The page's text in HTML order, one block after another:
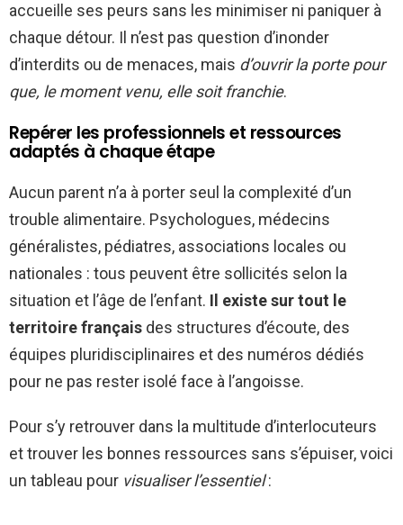
accueille ses peurs sans les minimiser ni paniquer à
chaque détour. Il n’est pas question d’inonder
d’interdits ou de menaces, mais d’ouvrir la porte pour
que, le moment venu, elle soit franchie.
Repérer les professionnels et ressources
adaptés à chaque étape
Aucun parent n’a à porter seul la complexité d’un
trouble alimentaire. Psychologues, médecins
généralistes, pédiatres, associations locales ou
nationales : tous peuvent être sollicités selon la
situation et l’âge de l’enfant. Il existe sur tout le
territoire français des structures d’écoute, des
équipes pluridisciplinaires et des numéros dédiés
pour ne pas rester isolé face à l’angoisse.
Pour s’y retrouver dans la multitude d’interlocuteurs
et trouver les bonnes ressources sans s’épuiser, voici
un tableau pour visualiser l’essentiel: